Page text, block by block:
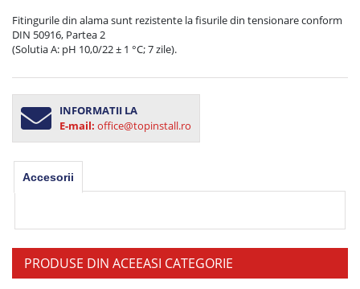
Fitingurile din alama sunt rezistente la fisurile din tensionare conform
DIN 50916, Partea 2
(Solutia A: pH 10,0/22 ± 1 °C; 7 zile).
INFORMATII LA
E-mail: office@topinstall.ro
Accesorii
PRODUSE DIN ACEEASI CATEGORIE